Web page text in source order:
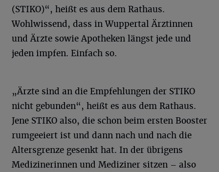
(STIKO)“, heißt es aus dem Rathaus.
Wohlwissend, dass in Wuppertal Ärztinnen
und Ärzte sowie Apotheken längst jede und
jeden impfen. Einfach so.
„Ärzte sind an die Empfehlungen der STIKO
nicht gebunden“, heißt es aus dem Rathaus.
Jene STIKO also, die schon beim ersten Booster
rumgeeiert ist und dann nach und nach die
Altersgrenze gesenkt hat. In der übrigens
Medizinerinnen und Mediziner sitzen – also